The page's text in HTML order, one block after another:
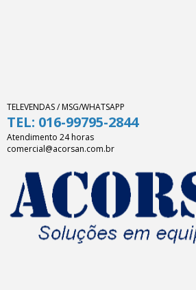
TELEVENDAS / MSG/WHATSAPP
TEL: 016-99795-2844
Atendimento 24 horas
comercial@acorsan.com.br